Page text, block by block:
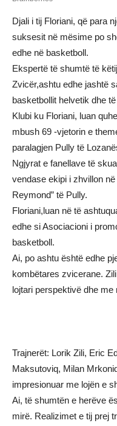
Djali i tij Floriani, që para
suksesit në mësime po
edhe në basketboll.
Ekspertë të shumtë të
Zvicër,ashtu edhe jashtë
basketbollit helvetik dhe
Klubi ku Floriani, luan
mbush 69 -vjetorin e
paralagjen Pully të
Ngjyrat e fanellave të
vendase ekipi i zhvillon
Reymond” të Pully.
Floriani,luan në të
edhe si Asociacioni i
basketboll.
Ai, po ashtu është edhe
kombëtares zvicerane.
lojtari perspektivë dhe me
Trajnerët: Lorik Zili, Eric
Maksutoviq, Milan
impresionuar me lojën e
Ai, të shumtën e herëve
mirë. Realizimet e tij prej